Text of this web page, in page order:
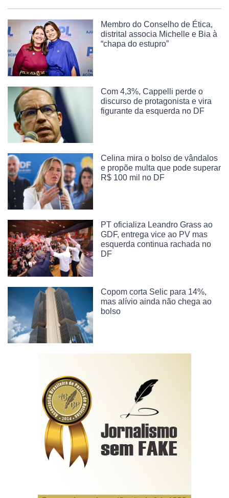
Membro do Conselho de Ética,
distrital associa Michelle e Bia à
“chapa do estupro”
Com 4,3%, Cappelli perde o
discurso de protagonista e vira
figurante da esquerda no DF
Celina mira o bolso de vândalos
e propõe multa que pode superar
R$ 100 mil no DF
PT oficializa Leandro Grass ao
GDF, entrega vice ao PV mas
esquerda continua rachada no
DF
Copom corta Selic para 14%,
mas alívio ainda não chega ao
bolso